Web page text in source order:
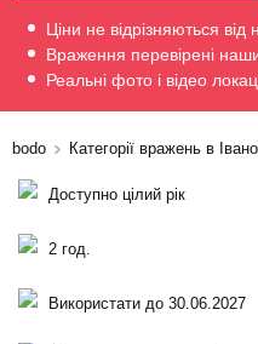
Ціни не відрізняються
Враження перевірені
Реальні фото і відео
bodo Категорії вражень в
Доступно цілий рік
2 год.
Використати до 30.06.2027